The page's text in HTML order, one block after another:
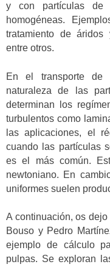
y con partículas de
homogéneas.
tratamiento de áridos
entre otros.
En el transporte de
naturaleza de las
determinan los
turbulentos como
las aplicaciones, el
cuando las partículas
es el más común.
newtoniano. En
uniformes suelen
A continuación, os
Bouso y Pedro
ejemplo de cálculo
pulpas. Se exploran